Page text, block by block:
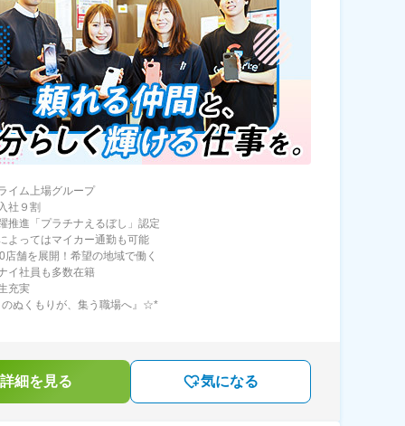
イム上場グループ
社９割
推進「プラチナえるぼし」認定
よってはマイカー通勤も可能
舗を展開！希望の地域で働く
イ社員も多数在籍
充実
ぬくもりが、集う職場へ』☆*
細を見る 気になる